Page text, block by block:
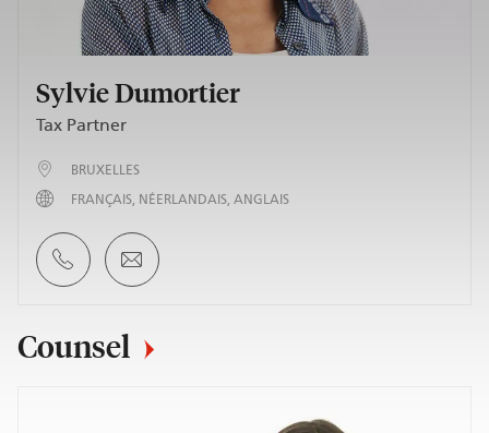
Sylvie Dumortier
Tax Partner
BRUXELLES
FRANÇAIS NÉERLANDAIS ANGLAIS
Counsel